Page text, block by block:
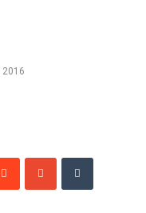
2016